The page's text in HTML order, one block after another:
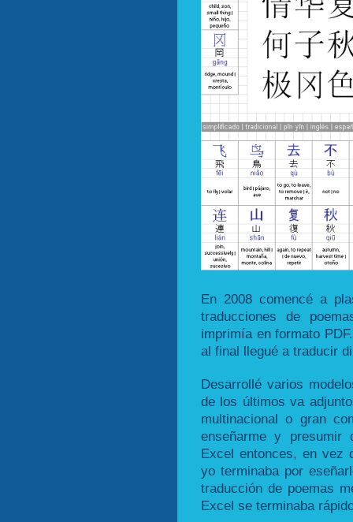
En 2008 comencé a
traducciones de
imprimía en formato
al final llegué a traducir
Desarrollé varios
de los últimos va
multinacional o gran
enseñarme y presumir
Excel entonces, en vez
yo terminaba por
traducción de poemas
Excel se terminaba